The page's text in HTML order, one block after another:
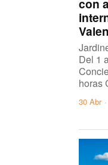
con
Del 1
horas
30 Abr